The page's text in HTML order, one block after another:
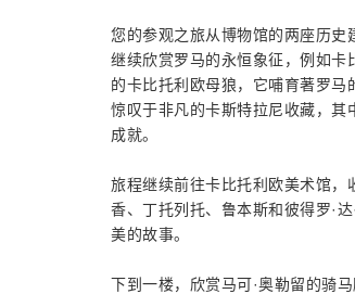
您的参观之旅从博物馆的两座历
继续欣赏罗马的永恒象征，例如卡
的卡比托利欧母狼，它哺育著罗马
惊叹于非凡的卡斯特拉尼收藏，
成就。
旅程继续前往卡比托利欧美术馆，
香、丁托列托、鲁本斯和彼得罗·
美的故事。
下到一楼，欣赏马可·奥勒留的骑